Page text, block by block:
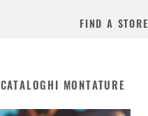
FIND A STORE
CATALOGHI MONTATURE